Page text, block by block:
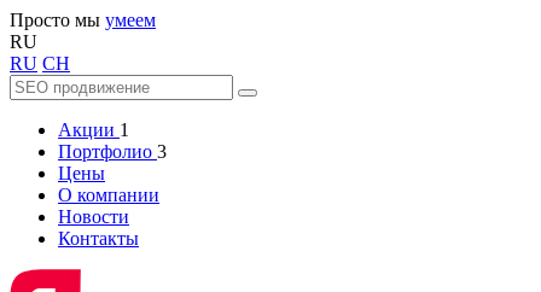
Просто мы умеем
RU
RU CH
Акции 1
Портфолио 3
Цены
О компании
Новости
Контакты